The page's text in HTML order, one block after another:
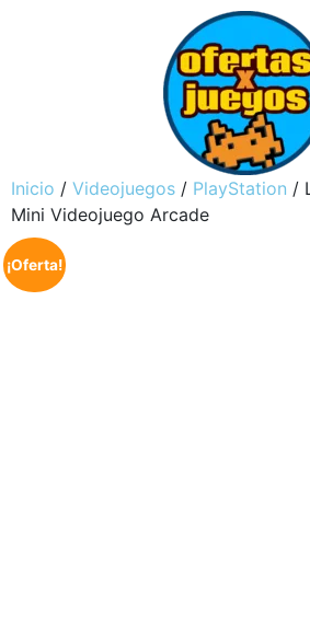
Inicio / Videojuegos / PlayStation /
Mini Videojuego Arcade
¡Oferta!